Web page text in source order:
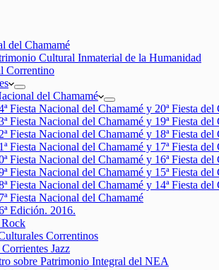
del Chamamé
Cultural Inmaterial de la Humanidad
Correntino
del Chamamé
Fiesta Nacional del Chamamé y 20ª Fiesta
Fiesta Nacional del Chamamé y 19ª Fiesta
Fiesta Nacional del Chamamé y 18ª Fiesta
Fiesta Nacional del Chamamé y 17ª Fiesta
Fiesta Nacional del Chamamé y 16ª Fiesta
Fiesta Nacional del Chamamé y 15ª Fiesta
Fiesta Nacional del Chamamé y 14ª Fiesta
Fiesta Nacional del Chamamé
Edición. 2016.
Correntinos
Jazz
sobre Patrimonio Integral del NEA